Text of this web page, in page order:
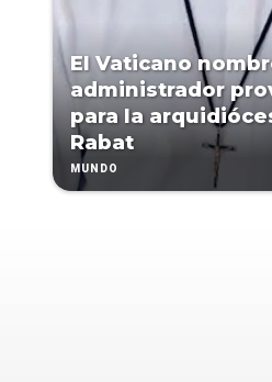
El Vaticano
administrador
para la
Rabat
MUNDO